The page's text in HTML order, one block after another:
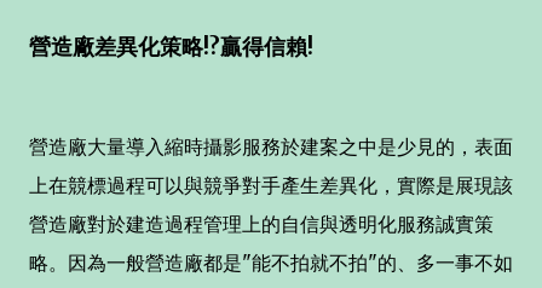
營造廠差異化策略!?贏得信賴!
營造廠大量導入縮時攝影服務於建案之中是少見的，表面
上在競標過程可以與競爭對手產生差異化，實際是展現該
營造廠對於建造過程管理上的自信與透明化服務誠實策
略。因為一般營造廠都是"能不拍就不拍"的、多一事不如